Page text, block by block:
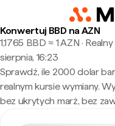
Konwertuj BBD na AZN
1,1765 BBD ≈ 1 AZN ·
sierpnia, 16:23
Sprawdź, ile 2000 dolar
realnym kursie wymiany.
bez ukrytych marż, bez